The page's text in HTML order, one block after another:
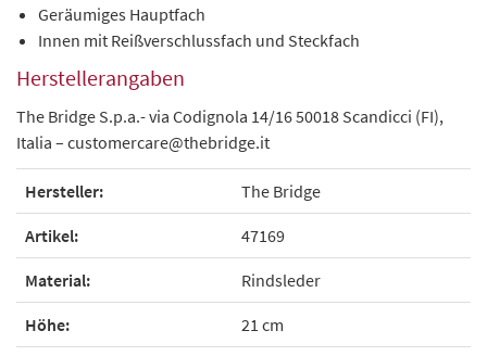
Geräumiges Hauptfach
Innen mit Reißverschlussfach und Steckfach
Herstellerangaben
The Bridge S.p.a.- via Codignola 14/16 50018 Scandicci (FI),
Italia – customercare@thebridge.it
Hersteller: The Bridge
Artikel: 47169
Material: Rindsleder
Höhe: 21 cm